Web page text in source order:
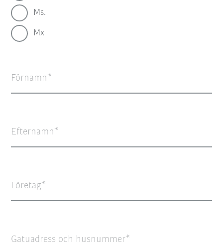
Ms.
Mx
Förnamn
Efternamn
Företag
Gatuadress och husnummer